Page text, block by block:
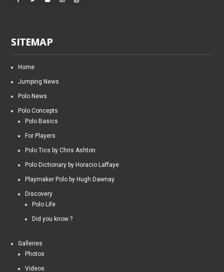
SITEMAP
Home
Jumping News
Polo News
Polo Concepts
Polo Basics
For Players
Polo Tics by Chris Ashton
Polo Dictionary by Horacio Laffaye
Playmaker Polo by Hugh Dawnay
Discovery
Polo Life
Did you know ?
Galleries
Photos
Videos